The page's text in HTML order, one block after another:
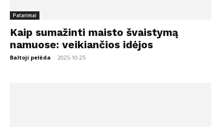
Patarimai
Kaip sumažinti maisto švaistymą
namuose: veikiančios idėjos
Baltoji pelėda - 2025-10-25